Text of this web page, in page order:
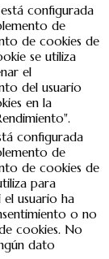
configurada
de
de cookies de
se utiliza
el
del usuario
en la
configurada
de
de cookies de
para
el usuario ha
o no
cookies. No
dato